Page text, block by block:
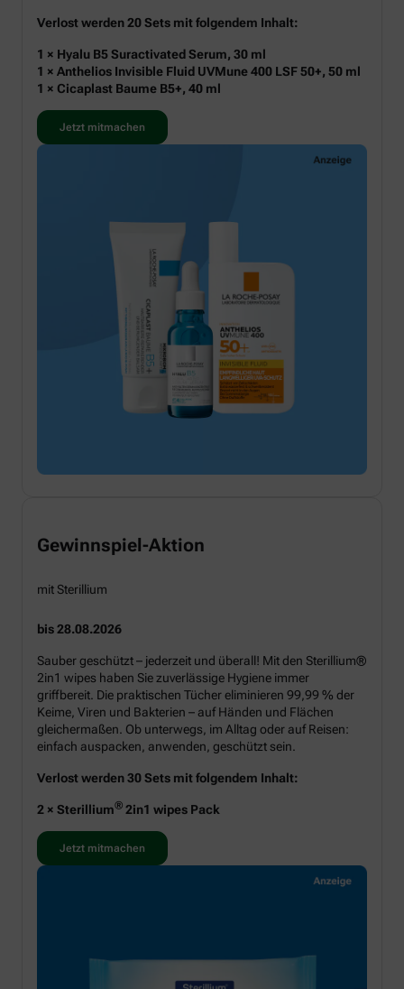
Verlost werden 20 Sets mit folgendem Inhalt:
1 × Hyalu B5 Suractivated Serum, 30 ml
1 × Anthelios Invisible Fluid UVMune 400 LSF 50+, 50 ml
1 × Cicaplast Baume B5+, 40 ml
Jetzt mitmachen
Gewinnspiel-Aktion
mit Sterillium
bis 28.08.2026
Sauber geschützt – jederzeit und überall! Mit den Sterillium®
2in1 wipes haben Sie zuverlässige Hygiene immer
griffbereit. Die praktischen Tücher eliminieren 99,99 % der
Keime, Viren und Bakterien – auf Händen und Flächen
gleichermaßen. Ob unterwegs, im Alltag oder auf Reisen:
einfach auspacken, anwenden, geschützt sein.
Verlost werden 30 Sets mit folgendem Inhalt:
2 × Sterillium® 2in1 wipes Pack
Jetzt mitmachen